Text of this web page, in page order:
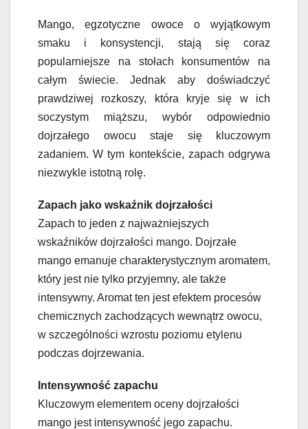
Mango, egzotyczne owoce o wyjątkowym
smaku i konsystencji, stają się coraz
popularniejsze na stołach konsumentów na
całym świecie. Jednak aby doświadczyć
prawdziwej rozkoszy, która kryje się w ich
soczystym miąższu, wybór odpowiednio
dojrzałego owocu staje się kluczowym
zadaniem. W tym kontekście, zapach odgrywa
niezwykle istotną rolę.
Zapach jako wskaźnik dojrzałości
Zapach to jeden z najważniejszych
wskaźników dojrzałości mango. Dojrzałe
mango emanuje charakterystycznym aromatem,
który jest nie tylko przyjemny, ale także
intensywny. Aromat ten jest efektem procesów
chemicznych zachodzących wewnątrz owocu,
w szczególności wzrostu poziomu etylenu
podczas dojrzewania.
Intensywność zapachu
Kluczowym elementem oceny dojrzałości
mango jest intensywność jego zapachu.